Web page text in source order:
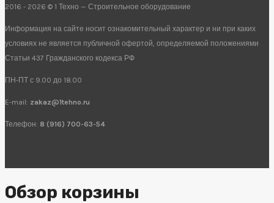
2016 - 2026 © 1 Техно — Строительное оборудование
Информация на сайте носит ознакомительный характер и ни при каких
условиях не является публичной офертой, определяемой положениями
Статьи 437 Гражданского кодекса РФ
ПН-ПТ с 9.00 до 18.00
E-mail: zakaz@1tehno.ru
Телефон: 8 (916) 700-63-54
Обзор корзины